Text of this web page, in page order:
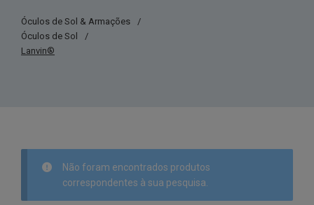
Óculos de Sol & Armações
/
Óculos de Sol
/
Lanvin®
Não foram encontrados produtos
correspondentes à sua pesquisa.